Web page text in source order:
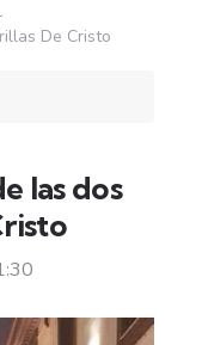
De Cristo
las dos